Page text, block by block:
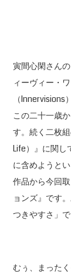
寅間心閑さん
ィーヴィー・
（Innervisions
この二十一歳
す。続く二枚
Life）』に関し
に含めようと
作品から今回
ョンズ』です
つきやすさ」
むぅ、まった